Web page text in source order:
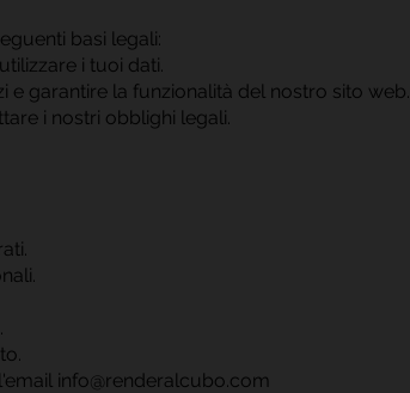
basi legali:
i tuoi dati.
e garantire la funzionalità del nostro sito web.
i nostri obblighi legali.
info@renderalcubo.com